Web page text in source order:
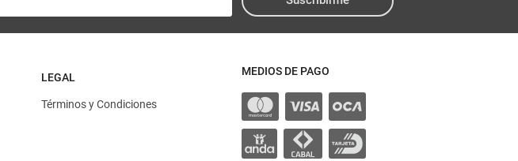
LEGAL
Términos y Condiciones
MEDIOS DE PAGO